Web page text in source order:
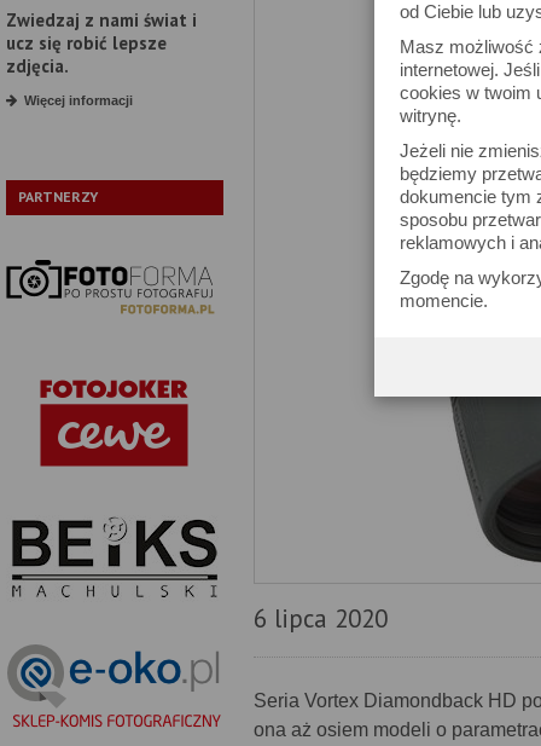
od Ciebie lub
Masz możliwość
internetowej.
cookies w twoim
witrynę.
Jeżeli nie
będziemy
dokumencie tym
sposobu
reklamowych i
Zgodę na
momencie.
Zwiedzaj z nami świat i
ucz się robić lepsze
zdjęcia.
Więcej informacji
PARTNERZY
6 lipca 2020
Seria Vortex Diamondback HD
ona aż osiem modeli o